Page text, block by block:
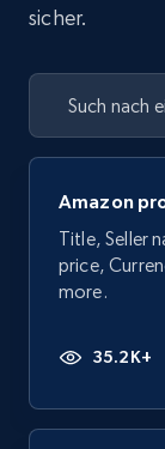
sicher.
Amazon
Title, Seller
price,
more.
35.2K+